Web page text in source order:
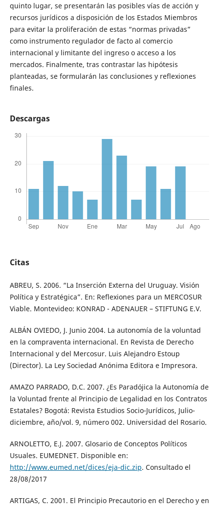
quinto lugar, se presentarán las posibles vías de acción y
recursos jurídicos a disposición de los Estados Miembros
para evitar la proliferación de estas “normas privadas”
como instrumento regulador de facto al comercio
internacional y limitante del ingreso o acceso a los
mercados. Finalmente, tras contrastar las hipótesis
planteadas, se formularán las conclusiones y reflexiones
finales.
Descargas
Citas
ABREU, S. 2006. “La Inserción Externa del Uruguay. Visión
Política y Estratégica”. En: Reflexiones para un MERCOSUR
Viable. Montevideo: KONRAD - ADENAUER – STIFTUNG E.V.
ALBÁN OVIEDO, J. Junio 2004. La autonomía de la voluntad
en la compraventa internacional. En Revista de Derecho
Internacional y del Mercosur. Luis Alejandro Estoup
(Director). La Ley Sociedad Anónima Editora e Impresora.
AMAZO PARRADO, D.C. 2007. ¿Es Paradójica la Autonomía de
la Voluntad frente al Principio de Legalidad en los Contratos
Estatales? Bogotá: Revista Estudios Socio-Jurídicos, Julio-
diciembre, año/vol. 9, número 002. Universidad del Rosario.
ARNOLETTO, E.J. 2007. Glosario de Conceptos Políticos
Usuales. EUMEDNET. Disponible en:
http://www.eumed.net/dices/eja-dic.zip. Consultado el
28/08/2017
ARTIGAS, C. 2001. El Principio Precautorio en el Derecho y en